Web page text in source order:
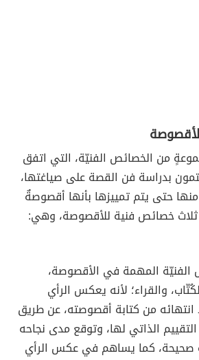
من الخصائص الفنيّة، التي اتفق
بدراسة فن القصة على صياغتها،
حتى يتم تمييزها بأنها أقصوصةٌ
ثلاث خصائص فنية للأقصوصة، وهي:
المهمة في الأقصوصة،
والقراء؛ لأنه يعكس الرأي
من كتابة أقصوصته، عن طريق
الذاتي لها، وتوقع مدى نجاحه
صحيحة، كما يساهم في عكس الرأي